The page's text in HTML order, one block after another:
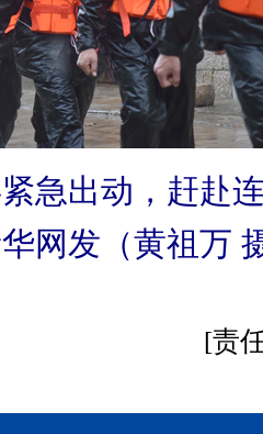
急出动，赶赴
网发（黄祖万
[责